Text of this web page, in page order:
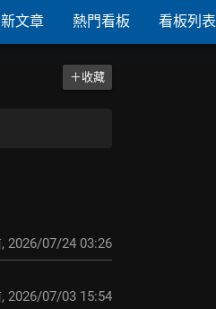
文章 熱門看板 看板列表
＋收藏
, 2026/07/24 03:26
, 2026/07/03 15:54